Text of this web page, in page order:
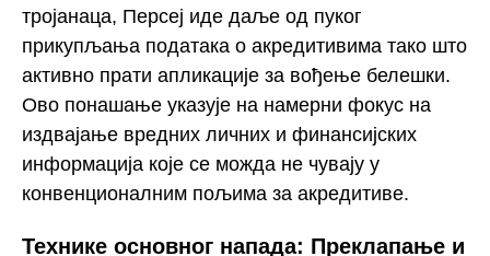
тројанаца, Персеј иде даље од пуког
прикупљања података о акредитивима тако што
активно прати апликације за вођење белешки.
Ово понашање указује на намерни фокус на
издвајање вредних личних и финансијских
информација које се можда не чувају у
конвенционалним пољима за акредитиве.
Технике основног напада: Преклапање и